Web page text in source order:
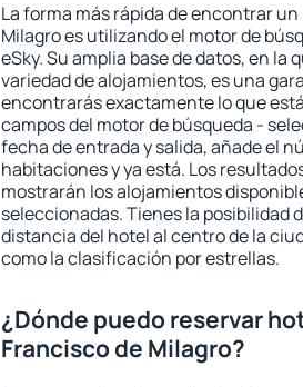
La forma más rápida de encontrar
Milagro es utilizando el motor de
eSky. Su amplia base de datos, en la
variedad de alojamientos, es una
encontrarás exactamente lo que
campos del motor de búsqueda -
fecha de entrada y salida, añade el
habitaciones y ya está. Los
mostrarán los alojamientos
seleccionadas. Tienes la posibilidad
distancia del hotel al centro de la
como la clasificación por estrellas.
¿Dónde puedo reservar
Francisco de Milagro?